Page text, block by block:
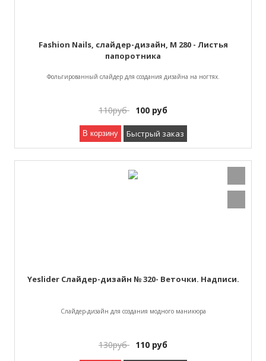
Fashion Nails, слайдер-дизайн, M 280 - Листья
папоротника
Фольгированный слайдер для создания дизайна на ногтях.
110руб 100 руб
В корзину Быстрый заказ
Yeslider Слайдер-дизайн № 320- Веточки. Надписи.
Слайдер-дизайн для создания модного маникюра
130руб 110 руб